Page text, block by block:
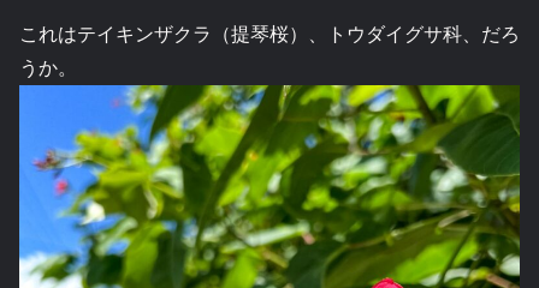
これはテイキンザクラ（提琴桜）、トウダイグサ科、だろ
うか。